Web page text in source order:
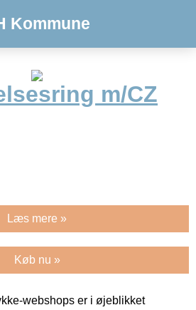
Kommune
m/CZ
Læs mere »
Køb nu »
webshops er i øjeblikket